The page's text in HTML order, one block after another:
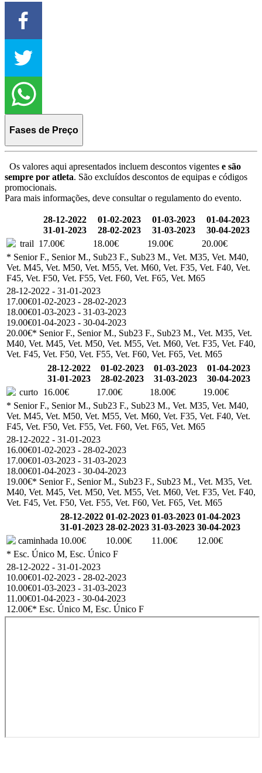
Fases de Preço
Os valores aqui apresentados incluem descontos vigentes e são
sempre por atleta. São excluídos descontos de equipas e códigos
promocionais.
Para mais informações, deve consultar o regulamento do evento.
28-12-2022
31-01-2023
01-02-2023
28-02-2023
01-03-2023
31-03-2023
01-04-2023
30-04-2023
trail 17.00€ 18.00€ 19.00€
20.00€
* Senior F., Senior M., Sub23 F., Sub23 M., Vet. M35, Vet. M40,
Vet. M45, Vet. M50, Vet. M55, Vet. M60, Vet. F35, Vet. F40, Vet.
F45, Vet. F50, Vet. F55, Vet. F60, Vet. F65, Vet. M65
28-12-2022 - 31-01-2023
17.00€01-02-2023 - 28-02-2023
18.00€01-03-2023 - 31-03-2023
19.00€01-04-2023 - 30-04-2023
20.00€* Senior F., Senior M., Sub23 F., Sub23 M., Vet. M35, Vet.
M40, Vet. M45, Vet. M50, Vet. M55, Vet. M60, Vet. F35, Vet. F40,
Vet. F45, Vet. F50, Vet. F55, Vet. F60, Vet. F65, Vet. M65
28-12-2022
31-01-2023
01-02-2023
28-02-2023
01-03-2023
31-03-2023
01-04-2023
30-04-2023
curto 16.00€ 17.00€ 18.00€
19.00€
* Senior F., Senior M., Sub23 F., Sub23 M., Vet. M35, Vet. M40,
Vet. M45, Vet. M50, Vet. M55, Vet. M60, Vet. F35, Vet. F40, Vet.
F45, Vet. F50, Vet. F55, Vet. F60, Vet. F65, Vet. M65
28-12-2022 - 31-01-2023
16.00€01-02-2023 - 28-02-2023
17.00€01-03-2023 - 31-03-2023
18.00€01-04-2023 - 30-04-2023
19.00€* Senior F., Senior M., Sub23 F., Sub23 M., Vet. M35, Vet.
M40, Vet. M45, Vet. M50, Vet. M55, Vet. M60, Vet. F35, Vet. F40,
Vet. F45, Vet. F50, Vet. F55, Vet. F60, Vet. F65, Vet. M65
28-12-2022
31-01-2023
01-02-2023
28-02-2023
01-03-2023
31-03-2023
01-04-2023
30-04-2023
caminhada 10.00€ 10.00€ 11.00€
12.00€
* Esc. Único M, Esc. Único F
28-12-2022 - 31-01-2023
10.00€01-02-2023 - 28-02-2023
10.00€01-03-2023 - 31-03-2023
11.00€01-04-2023 - 30-04-2023
12.00€* Esc. Único M, Esc. Único F